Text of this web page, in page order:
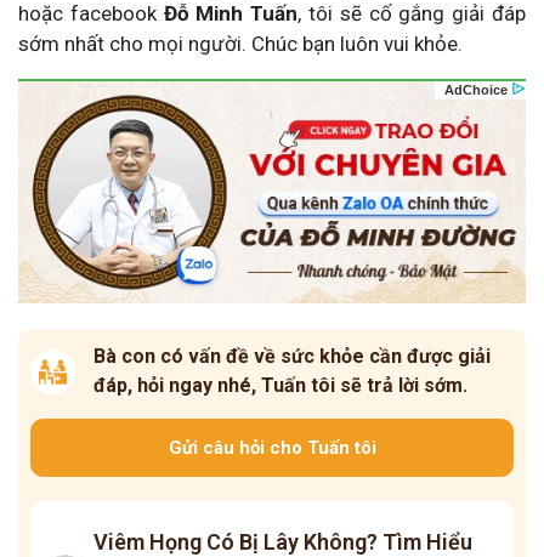
hoặc facebookĐỗ Minh Tuấn, tôi sẽ cố gắng giải đáp
sớm nhất cho mọi người. Chúc bạn luôn vui khỏe.
Bà con có vấn đề về sức khỏe cần được giải
đáp, hỏi ngay nhé, Tuấn tôi sẽ trả lời sớm.
Gửi câu hỏi cho Tuấn tôi
Viêm Họng Có Bị Lây Không? Tìm Hiểu